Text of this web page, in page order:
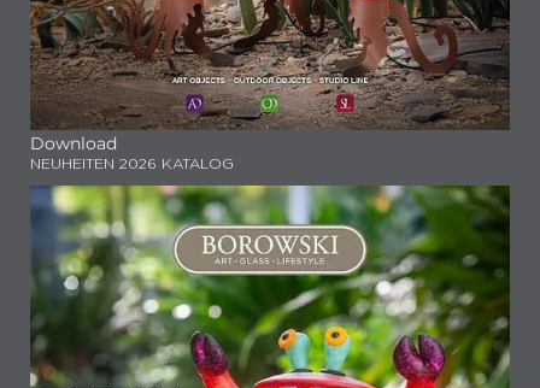
Download
NEUHEITEN 2026 KATALOG